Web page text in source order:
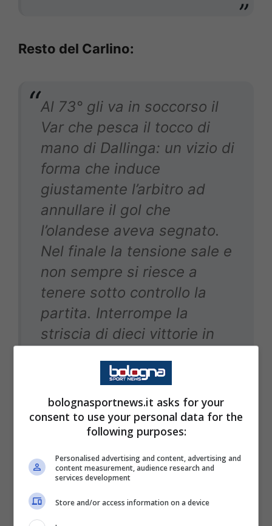
Resto del Carlino:
Al 73° gli va in soccorso il
Var che pesca il tocco di
mano di Dallinga: un vizio di
forma che induce
giustamente l’arbitro ad
annullare il gol che
l’olandese aveva segnato.
Nel finale la tensione sale e
non sempre si riesce a
tenere sotto controllo la
partita. Interrompe la
striscia di dieci vittorie in
Roma vantava con lui.
Corriere dello Sport – Stadio:
Non brillantissima la partita
di Manganiello, ma va
bolognasportnews.it asks for your
consent to use your personal data for the
following purposes:
Personalised advertising and content, advertising and
content measurement, audience research and
services development
Store and/or access information on a device